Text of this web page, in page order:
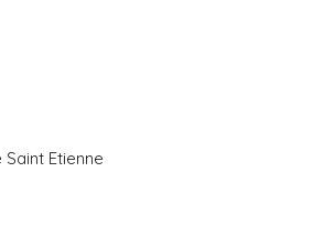
Saint Etienne